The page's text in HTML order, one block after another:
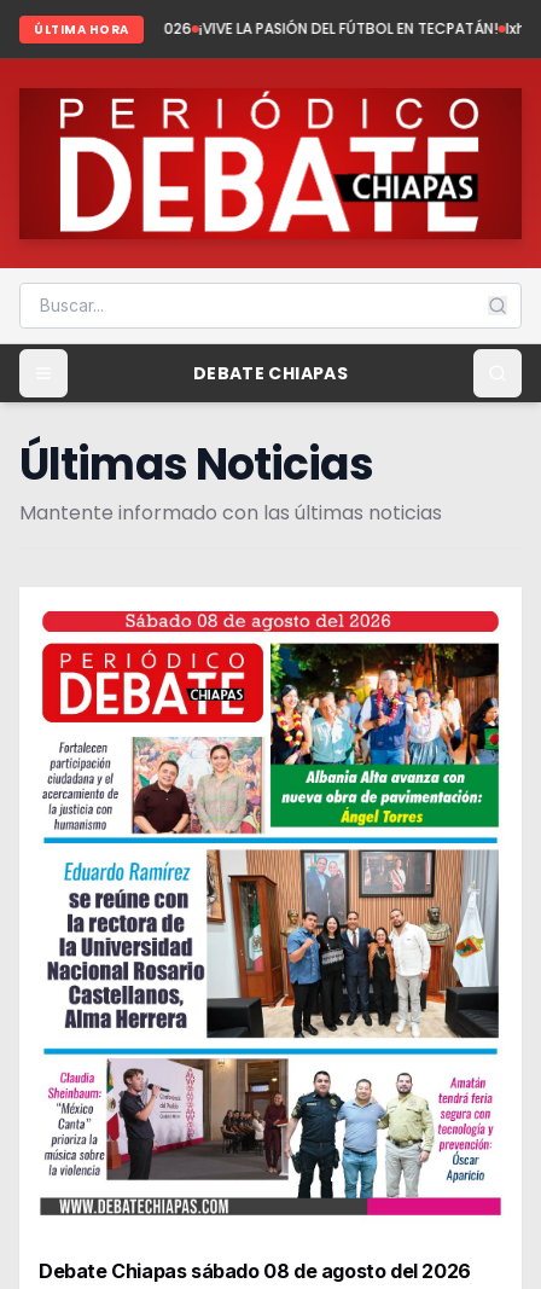
ÚLTIMA HORA
2026 ¡VIVE LA PASIÓN DEL FÚTBOL EN TECPATÁN! Ixhuatán: Tenemos
DEBATE CHIAPAS
Últimas Noticias
Mantente informado con las últimas noticias
Debate Chiapas sábado 08 de agosto del 2026